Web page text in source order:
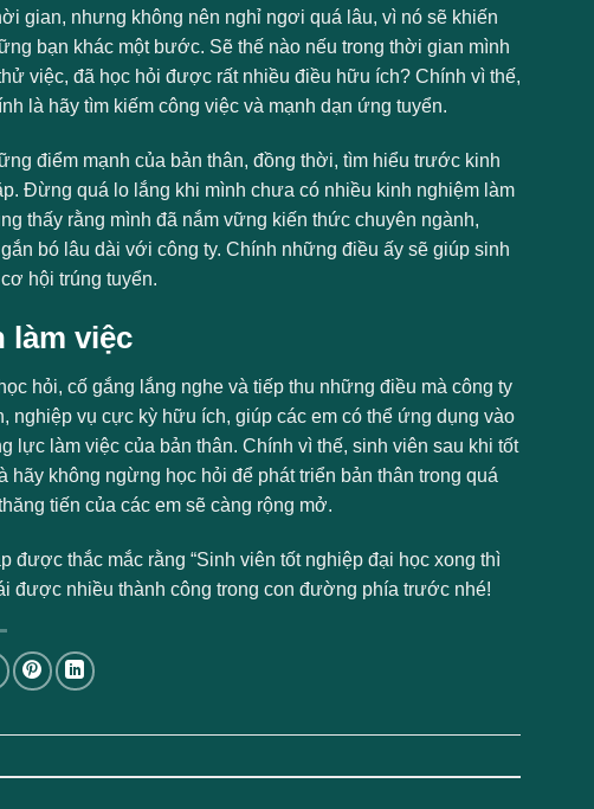
gian, nhưng không nên nghỉ ngơi quá lâu, vì nó sẽ khiến
bạn khác một bước. Sẽ thế nào nếu trong thời gian mình
việc, đã học hỏi được rất nhiều điều hữu ích? Chính vì thế,
là hãy tìm kiếm công việc và mạnh dạn ứng tuyển.
điểm mạnh của bản thân, đồng thời, tìm hiểu trước kinh
Đừng quá lo lắng khi mình chưa có nhiều kinh nghiệm làm
thấy rằng mình đã nắm vững kiến thức chuyên ngành,
bó lâu dài với công ty. Chính những điều ấy sẽ giúp sinh
hội trúng tuyển.
làm việc
hỏi, cố gắng lắng nghe và tiếp thu những điều mà công ty
vụ cực kỳ hữu ích, giúp các em có thể ứng dụng vào
lực làm việc của bản thân. Chính vì thế, sinh viên sau khi tốt
không ngừng học hỏi để phát triển bản thân trong quá
tiến của các em sẽ càng rộng mở.
thắc mắc rằng “Sinh viên tốt nghiệp đại học xong thì
được nhiều thành công trong con đường phía trước nhé!